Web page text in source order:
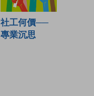
社工何價──
專業沉思